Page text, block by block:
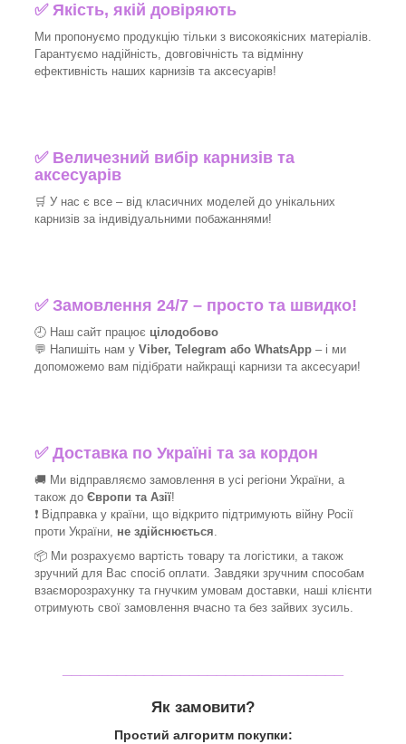
✅Якість, якій довіряють
Ми пропонуємо продукцію тільки з високоякісних матеріалів.
Гарантуємо надійність, довговічність та відмінну
ефективність наших карнизів та аксесуарів!​
✅ Величезний вибір карнизів та
аксесуарів
🛒 У нас є все – від класичних моделей до унікальних
карнизів за індивідуальними побажаннями!​
✅Замовлення 24/7 – просто та швидко!
🕘 Наш сайт працює цілодобово
💬 Напишіть нам у Viber, Telegram або WhatsApp – і ми
допоможемо вам підібрати найкращі карнизи та аксесуари!
✅Доставка по Україні та за кордон
🚚 Ми відправляємо замовлення в усі регіони України, а
також до Європи та Азії!
❗ Відправка у країни, що відкрито підтримують війну Росії
проти України, не здійснюється.
📦 Ми розрахуємо вартість товару та логістики, а також
зручний для Вас спосіб оплати. Завдяки зручним способам
взаєморозрахунку та гнучким умовам доставки, наші клієнти
отримують свої замовлення вчасно та без зайвих зусиль.
Як замовити?
Простий алгоритм покупки: